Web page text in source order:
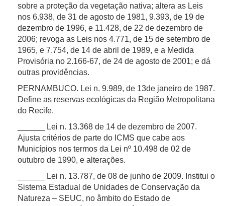
sobre a proteção da vegetação nativa; altera as Leis
nos 6.938, de 31 de agosto de 1981, 9.393, de 19 de
dezembro de 1996, e 11.428, de 22 de dezembro de
2006; revoga as Leis nos 4.771, de 15 de setembro de
1965, e 7.754, de 14 de abril de 1989, e a Medida
Provisória no 2.166-67, de 24 de agosto de 2001; e dá
outras providências.
PERNAMBUCO. Lei n. 9.989, de 13de janeiro de 1987.
Define as reservas ecológicas da Região Metropolitana
do Recife.
______ Lei n. 13.368 de 14 de dezembro de 2007.
Ajusta critérios de parte do ICMS que cabe aos
Municípios nos termos da Lei nº 10.498 de 02 de
outubro de 1990, e alterações.
______ Lei n. 13.787, de 08 de junho de 2009. Institui o
Sistema Estadual de Unidades de Conservação da
Natureza – SEUC, no âmbito do Estado de